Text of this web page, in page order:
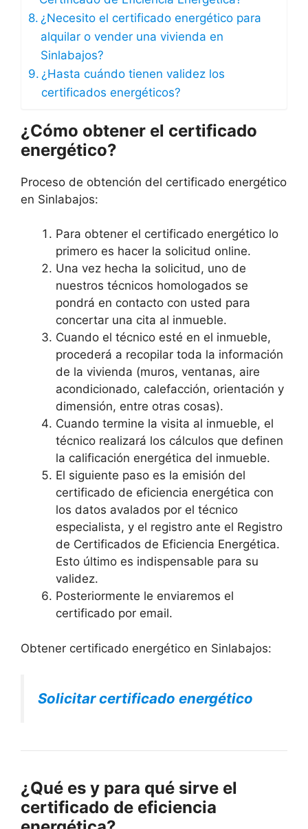
¿Necesito el certificado energético para
alquilar o vender una vivienda en
Sinlabajos?
¿Hasta cuándo tienen validez los
certificados energéticos?
¿Cómo obtener el certificado
energético?
Proceso de obtención del certificado energético
en Sinlabajos:
Para obtener el certificado energético lo
primero es hacer la solicitud online.
Una vez hecha la solicitud, uno de
nuestros técnicos homologados se
pondrá en contacto con usted para
concertar una cita al inmueble.
Cuando el técnico esté en el inmueble,
procederá a recopilar toda la información
de la vivienda (muros, ventanas, aire
acondicionado, calefacción, orientación y
dimensión, entre otras cosas).
Cuando termine la visita al inmueble, el
técnico realizará los cálculos que definen
la calificación energética del inmueble.
El siguiente paso es la emisión del
certificado de eficiencia energética con
los datos avalados por el técnico
especialista, y el registro ante el Registro
de Certificados de Eficiencia Energética.
Esto último es indispensable para su
validez.
Posteriormente le enviaremos el
certificado por email.
Obtener certificado energético en Sinlabajos:
Solicitar certificado energético
¿Qué es y para qué sirve el
certificado de eficiencia